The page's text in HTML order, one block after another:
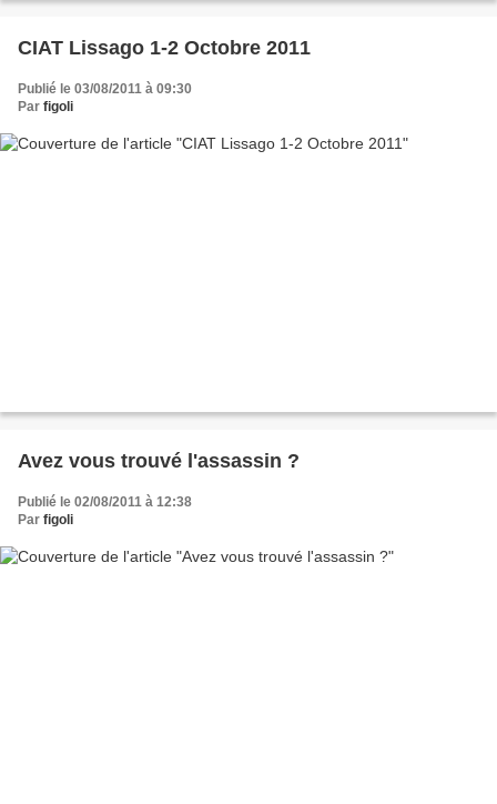
CIAT Lissago 1-2 Octobre 2011
Publié le 03/08/2011 à 09:30
Par figoli
Avez vous trouvé l'assassin ?
Publié le 02/08/2011 à 12:38
Par figoli